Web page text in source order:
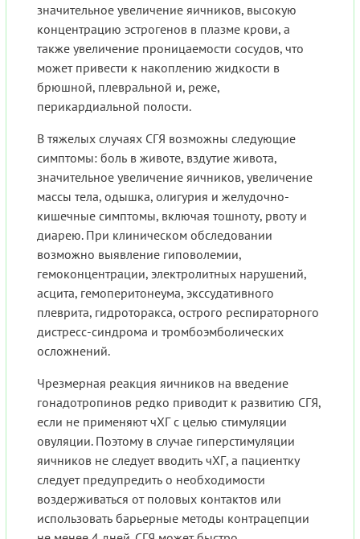
значительное увеличение яичников, высокую
концентрацию эстрогенов в плазме крови, а
также увеличение проницаемости сосудов, что
может привести к накоплению жидкости в
брюшной, плевральной и, реже,
перикардиальной полости.
В тяжелых случаях СГЯ возможны следующие
симптомы: боль в животе, вздутие живота,
значительное увеличение яичников, увеличение
массы тела, одышка, олигурия и желудочно-
кишечные симптомы, включая тошноту, рвоту и
диарею. При клиническом обследовании
возможно выявление гиповолемии,
гемоконцентрации, электролитных нарушений,
асцита, гемоперитонеума, экссудативного
плеврита, гидроторакса, острого респираторного
дистресс-синдрома и тромбоэмболических
осложнений.
Чрезмерная реакция яичников на введение
гонадотропинов редко приводит к развитию СГЯ,
если не применяют чХГ с целью стимуляции
овуляции. Поэтому в случае гиперстимуляции
яичников не следует вводить чХГ, а пациентку
следует предупредить о необходимости
воздерживаться от половых контактов или
использовать барьерные методы контрацепции